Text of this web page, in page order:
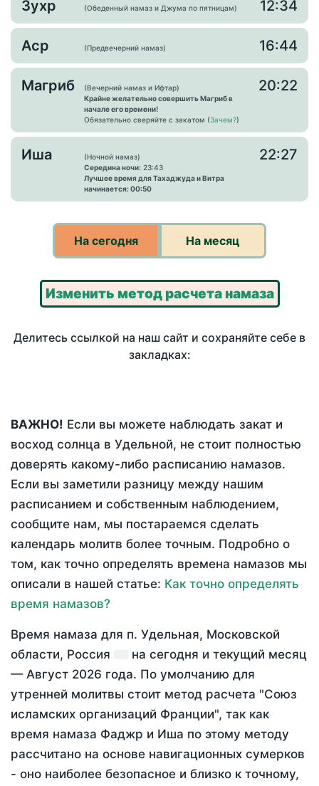
Зухр (Обеденный намаз и Джума по пятницам) 12:34
Аср (Предвечерний намаз) 16:44
Магриб
(Вечерний намаз и Ифтар)
Крайне желательно совершить Магриб в
начале его времени!
Обязательно сверяйте с закатом (Зачем?)
20:22
Иша
(Ночной намаз)
Середина ночи: 23:43
Лучшее время для Тахаджуда и Витра
начинается: 00:50
22:27
На сегодня На месяц
Изменить метод расчета намаза
Делитесь ссылкой на наш сайт и сохраняйте себе в
закладках:
ВАЖНО! Если вы можете наблюдать закат и
восход солнца в Удельной, не стоит полностью
доверять какому-либо расписанию намазов.
Если вы заметили разницу между нашим
расписанием и собственным наблюдением,
сообщите нам, мы постараемся сделать
календарь молитв более точным. Подробно о
том, как точно определять времена намазов мы
описали в нашей статье: Как точно определять
время намазов?
Время намаза для п. Удельная, Московской
области, Россия
на сегодня и текущий месяц
— Август 2026 года. По умолчанию для
утренней молитвы стоит метод расчета "Союз
исламских организаций Франции", так как
время намаза Фаджр и Иша по этому методу
рассчитано на основе навигационных сумерков
- оно наиболее безопасное и близко к точному,